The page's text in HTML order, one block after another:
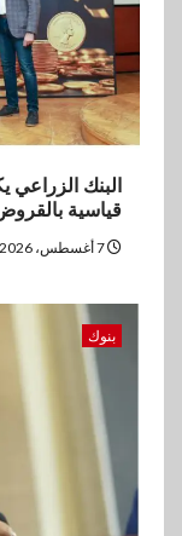
البنك الزراعي
قياسية بالقروض
بنوك